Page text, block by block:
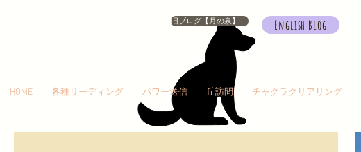
旧ブログ【月の泉】 English Blog
HOME 各種リーディング パワー送信 丘訪問 チャクラクリアリング